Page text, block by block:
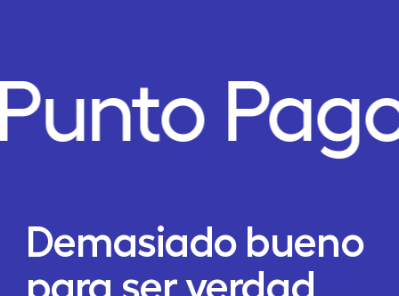
Demasiado bueno
para ser verdad,